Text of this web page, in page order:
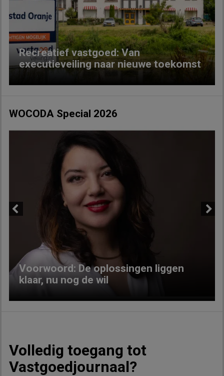
Recreatief vastgoed: Van
executieveiling naar nieuwe toekomst
Next
WOCODA Special 2026
Voorwoord: De oplossingen liggen
klaar, nu nog de wil
Volledig toegang tot
Vastgoedjournaal?